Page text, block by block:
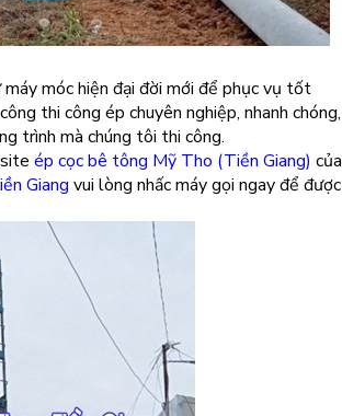
móc hiện đại đời mới để phục vụ tốt
thi công ép chuyên nghiệp, nhanh chóng,
trình mà chúng tôi thi công.
ép cọc bê tông Mỹ Tho (Tiền Giang) của
Giang vui lòng nhấc máy gọi ngay để được